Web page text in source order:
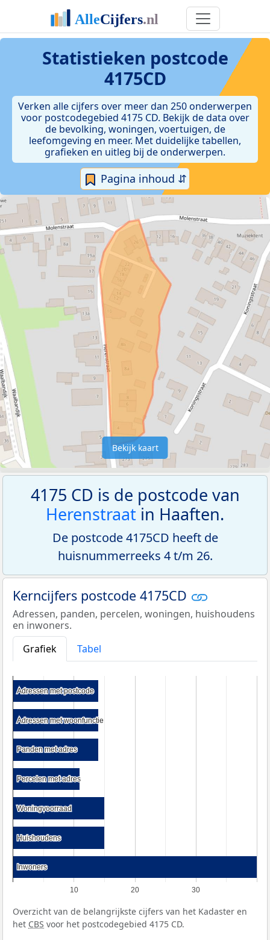
Statistieken postcode
4175CD
Verken alle cijfers over meer dan 250 onderwerpen
voor postcodegebied 4175 CD. Bekijk de data over
de bevolking, woningen, voertuigen, de
leefomgeving en meer. Met duidelijke tabellen,
grafieken en uitleg bij de onderwerpen.
Pagina inhoud ⇵
Bekijk kaart
4175 CD is de postcode van
Herenstraat in Haaften.
De postcode 4175CD heeft de
huisnummerreeks 4 t/m 26.
Kerncijfers postcode 4175CD
Adressen, panden, percelen, woningen, huishoudens
en inwoners.
Grafiek
Tabel
10 20 30
Adressen met postcode
Adressen met postcode
Adressen met woonfunctie
Adressen met woonfunctie
Panden met adres
Panden met adres
Percelen met adres
Percelen met adres
Woningvoorraad
Woningvoorraad
Huishoudens
Huishoudens
Inwoners
Inwoners
Overzicht van de belangrijkste cijfers van het Kadaster en
het CBS voor het postcodegebied 4175 CD.